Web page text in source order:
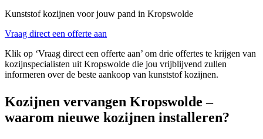
Kunststof kozijnen voor jouw pand in Kropswolde
Vraag direct een offerte aan
Klik op ‘Vraag direct een offerte aan’ om drie offertes te krijgen van
kozijnspecialisten uit Kropswolde die jou vrijblijvend zullen
informeren over de beste aankoop van kunststof kozijnen.
Kozijnen vervangen Kropswolde –
waarom nieuwe kozijnen installeren?